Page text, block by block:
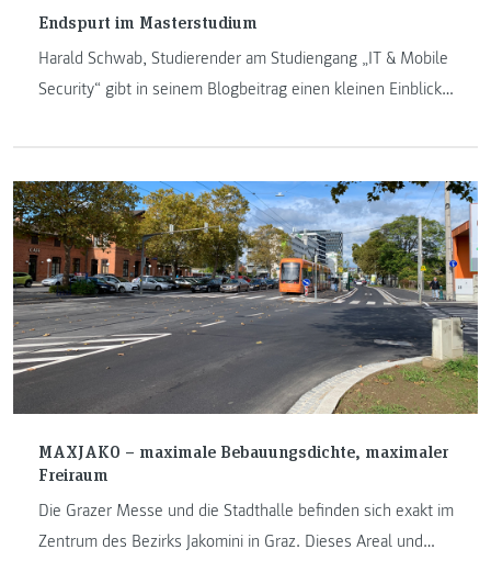
Endspurt im Masterstudium
Harald Schwab, Studierender am Studiengang „IT & Mobile
Security“ gibt in seinem Blogbeitrag einen kleinen Einblick
und die Schwerpunkte, welche ihn während des Studiums
begleiteten.
MAXJAKO – maximale Bebauungsdichte, maximaler
Freiraum
Die Grazer Messe und die Stadthalle befinden sich exakt im
Zentrum des Bezirks Jakomini in Graz. Dieses Areal und